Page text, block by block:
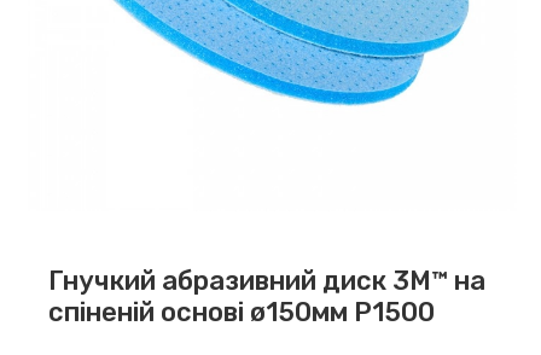
Гнучкий абразивний диск 3M™ на
спіненій основі ø150мм P1500